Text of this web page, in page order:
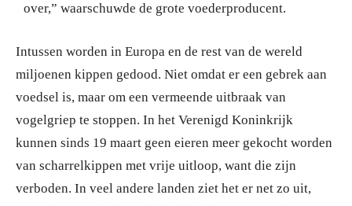
over,” waarschuwde de grote voederproducent.
Intussen worden in Europa en de rest van de wereld
miljoenen kippen gedood. Niet omdat er een gebrek aan
voedsel is, maar om een vermeende uitbraak van
vogelgriep te stoppen. In het Verenigd Koninkrijk
kunnen sinds 19 maart geen eieren meer gekocht worden
van scharrelkippen met vrije uitloop, want die zijn
verboden. In veel andere landen ziet het er net zo uit,